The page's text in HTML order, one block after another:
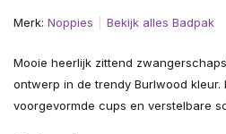
Merk: Noppies Bekijk alles Badpak
Mooie heerlijk zittend
ontwerp in de trendy Burlwood
voorgevormde cups en verstelbare